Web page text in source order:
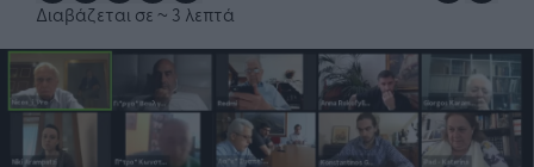
Διαβάζεται σε ~ 3 λεπτά